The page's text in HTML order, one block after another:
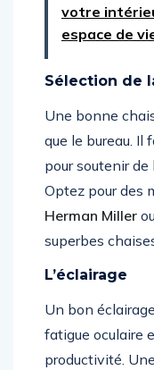
votre
espace de
Sélection de
Une bonne
que le bureau. Il
pour soutenir de
Optez pour des
Herman Miller ou
superbes
L’éclairage
Un bon
fatigue oculaire
productivité.